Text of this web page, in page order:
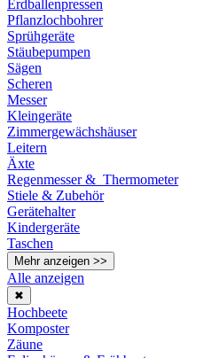
Erdballenpressen
Pflanzlochbohrer
Sprühgeräte
Stäubepumpen
Sägen
Scheren
Messer
Kleingeräte
Zimmergewächshäuser
Leitern
Äxte
Regenmesser & Thermometer
Stiele & Zubehör
Gerätehalter
Kindergeräte
Taschen
Mehr anzeigen >>
Alle anzeigen
✖
Hochbeete
Komposter
Zäune